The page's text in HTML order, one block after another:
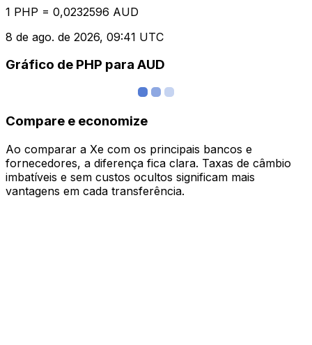
1 PHP = 0,0232596 AUD
8 de ago. de 2026, 09:41 UTC
Gráfico de PHP para AUD
Compare e economize
Ao comparar a Xe com os principais bancos e
fornecedores, a diferença fica clara. Taxas de câmbio
imbatíveis e sem custos ocultos significam mais
vantagens em cada transferência.